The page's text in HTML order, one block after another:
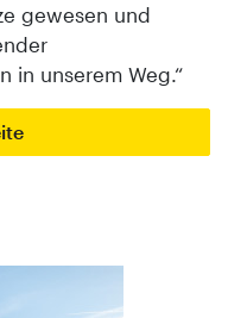
gewesen und
in unserem Weg.“